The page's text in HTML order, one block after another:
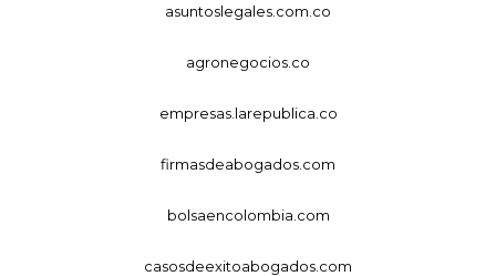
asuntoslegales.com.co
agronegocios.co
empresas.larepublica.co
firmasdeabogados.com
bolsaencolombia.com
casosdeexitoabogados.com